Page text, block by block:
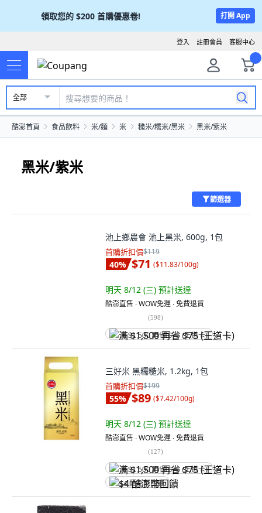
領取您的 $200 首購優惠卷! 打開 App
客服中心
註冊會員
登入
全部
酷澎首頁 食品飲料 米/麵 米 糙米/糯米/黑米 黑米/紫米
黑米/紫米
篩選器
池上鄉農會 池上黑米, 600g, 1包
首購折扣價$119
40% $71 ($11.83/100g)
明天 8/12 (三) 預計送達
酷澎直售 ∙ WOW免運 ∙ 免費退貨
(598)
满 $1,500 再省 $75 (王道卡)
三好米 黑糯糙米, 1.2kg, 1包
首購折扣價$199
55% $89 ($7.42/100g)
明天 8/12 (三) 預計送達
酷澎直售 ∙ WOW免運 ∙ 免費退貨
(127)
满 $1,500 再省 $75 (王道卡)
$4 酷澎幣回饋